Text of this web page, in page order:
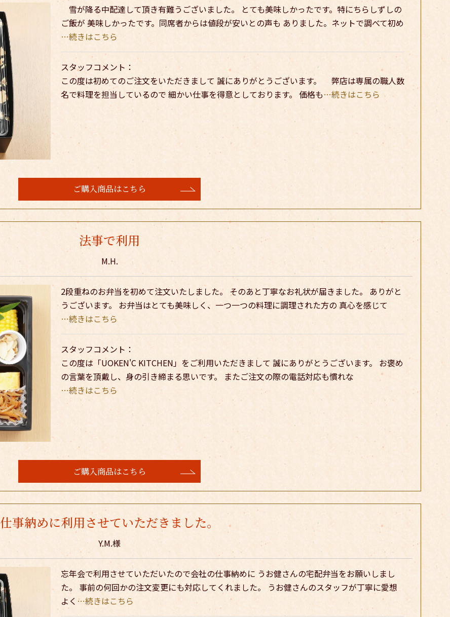
雪が降る中配達して頂き有難うございました。 とても美味しかったです。特にちらしずしの
ご飯が 美味しかったです。同席者からは値段が安いとの声も ありました。ネットで調べて初め
…続きはこちら
スタッフコメント：
この度は初めてのご注文をいただきまして 誠にありがとうございます。 弊店は専属の職人数
名で料理を担当しているので 細かい仕事を得意としております。 価格も…続きはこちら
ご購入商品はこちら
法事で利用
M.H.
2段重ねのお弁当を初めて注文いたしました。 そのあと丁寧なお礼状が届きました。 ありがと
うございます。 お弁当はとても美味しく、一つ一つの料理に調理された方の 真心を感じて
…続きはこちら
スタッフコメント：
この度は「UOKEN'C KITCHEN」をご利用いただきまして 誠にありがとうございます。 お褒め
の言葉を頂戴し、身の引き締まる思いです。 またご注文の際の電話対応も慣れな
…続きはこちら
ご購入商品はこちら
仕事納めに利用させていただきました。
Y.M.様
忘年会で利用させていただいたので会社の仕事納めに うお健さんの宅配弁当をお願いしまし
た。 事前の何回かの注文変更にも対応してくれました。 うお健さんのスタッフが丁寧に愛想
よく …続きはこちら